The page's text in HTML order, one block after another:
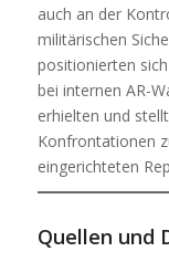
auch an der
militärischen
positionierten
bei internen AR-
erhielten und
Konfrontationen
eingerichteten
Quellen und